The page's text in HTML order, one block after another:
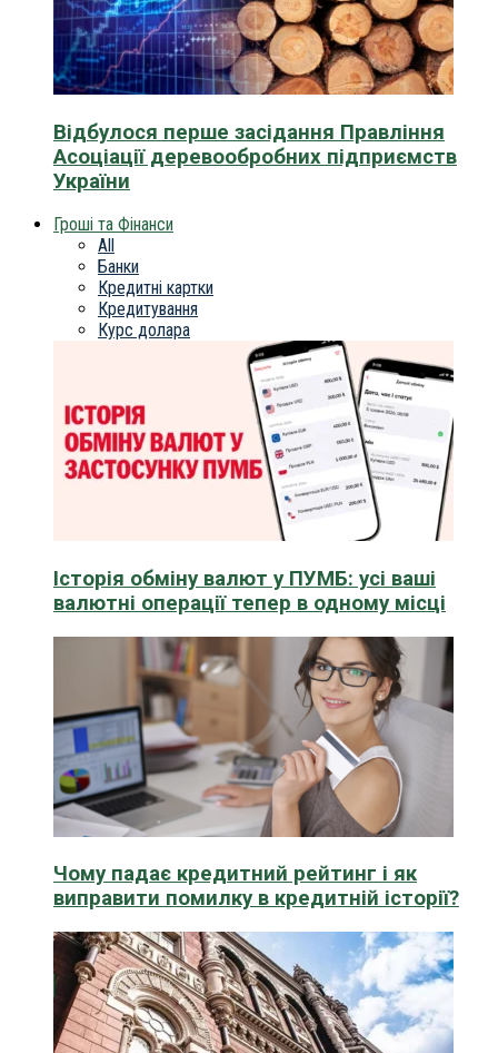
Відбулося перше засідання Правління
Асоціації деревообробних підприємств
України
Гроші та Фінанси
All
Банки
Кредитні картки
Кредитування
Курс долара
Історія обміну валют у ПУМБ: усі ваші
валютні операції тепер в одному місці
Чому падає кредитний рейтинг і як
виправити помилку в кредитній історії?